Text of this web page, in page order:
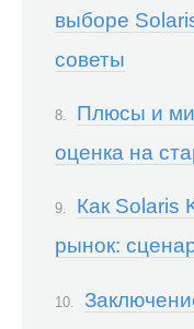
выборе
советы
Плюсы и
оценка на
Как Solaris
рынок: